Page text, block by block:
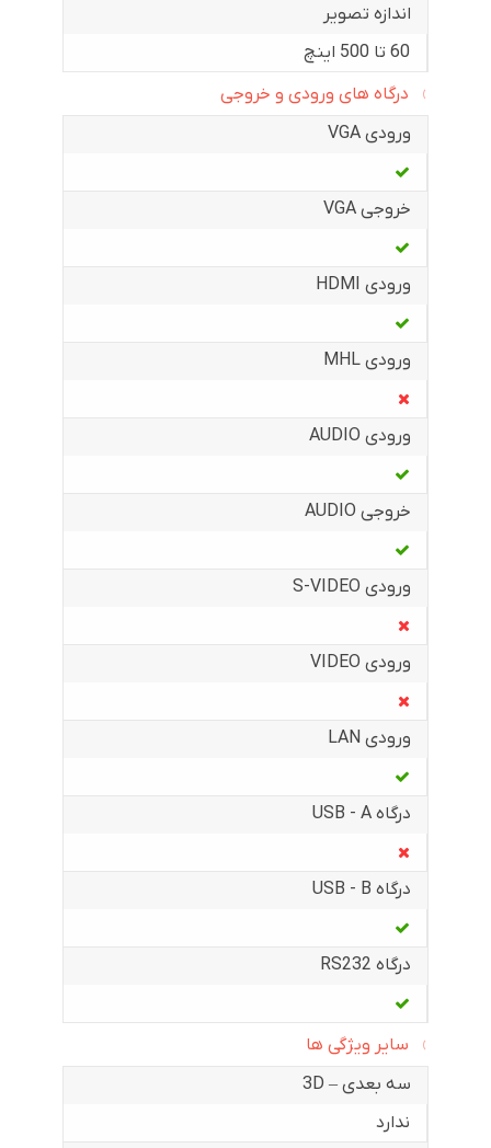
اندازه تصویر
60 تا 500 اینچ
درگاه های ورودی و خروجی
ورودی VGA
خروجی VGA
ورودی HDMI
ورودی MHL
ورودی AUDIO
خروجی AUDIO
ورودی S-VIDEO
ورودی VIDEO
ورودی LAN
درگاه USB - A
درگاه USB - B
درگاه RS232
سایر ویژگی ها
سه بعدی – 3D
ندارد